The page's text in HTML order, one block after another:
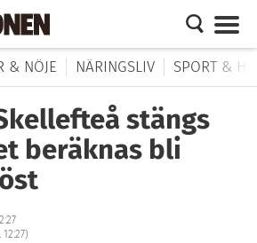
& NÖJE NÄRINGSLIV SPORT &
stängs
beräknas bli